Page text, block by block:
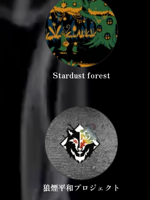
Stardust forest
狼煙平和プロジェクト